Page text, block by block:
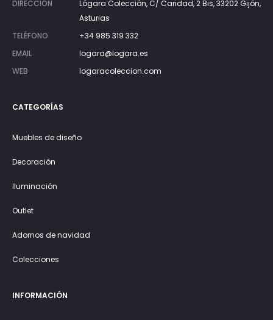
DIRECCIÓN
Lógara Colección, C/ Caridad, 2 Bis, 33202 Gijón,
Asturias
TELÉFONO
+34 985 319 332
EMAIL
logara@logara.es
WEB
logaracoleccion.com
CATEGORÍAS
Muebles de diseño
Decoración
Iluminación
Outlet
Adornos de navidad
Colecciones
INFORMACIÓN